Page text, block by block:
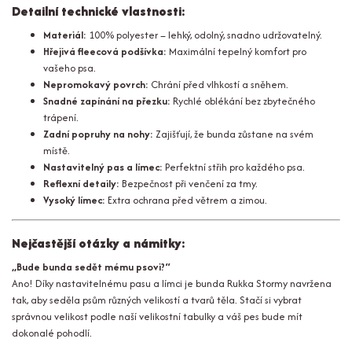
Detailní technické vlastnosti:
Materiál: 100% polyester – lehký, odolný, snadno udržovatelný.
Hřejivá fleecová podšívka: Maximální tepelný komfort pro
vašeho psa.
Nepromokavý povrch: Chrání před vlhkostí a sněhem.
Snadné zapínání na přezku: Rychlé oblékání bez zbytečného
trápení.
Zadní popruhy na nohy: Zajišťují, že bunda zůstane na svém
místě.
Nastavitelný pas a límec: Perfektní střih pro každého psa.
Reflexní detaily: Bezpečnost při venčení za tmy.
Vysoký límec: Extra ochrana před větrem a zimou.
Nejčastější otázky a námitky:
„Bude bunda sedět mému psovi?“
Ano! Díky nastavitelnému pasu a límci je bunda Rukka Stormy navržena
tak, aby seděla psům různých velikostí a tvarů těla. Stačí si vybrat
správnou velikost podle naší velikostní tabulky a váš pes bude mít
dokonalé pohodlí.